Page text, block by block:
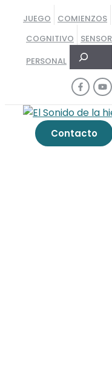
contenido
JUEGO COMIENZOS
COGNITIVO
PERSONAL
Buscar
Contacto